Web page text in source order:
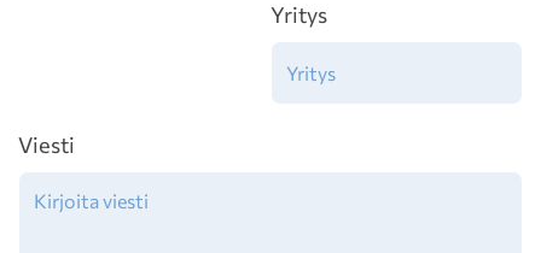
Yritys
Viesti